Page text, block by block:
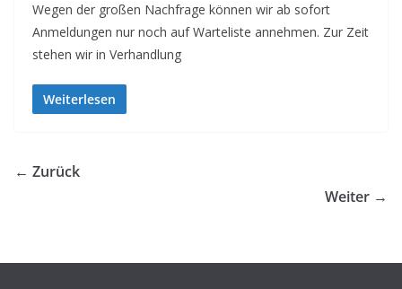
Wegen der großen Nachfrage können wir ab sofort
Anmeldungen nur noch auf Warteliste annehmen. Zur Zeit
stehen wir in Verhandlung
Weiterlesen
← Zurück
Weiter →